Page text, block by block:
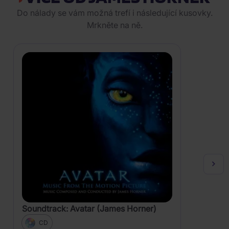
Do nálady se vám možná trefí i následující kusovky.
Mrkněte na ně.
Soundtrack: Avatar (James Horner)
CD